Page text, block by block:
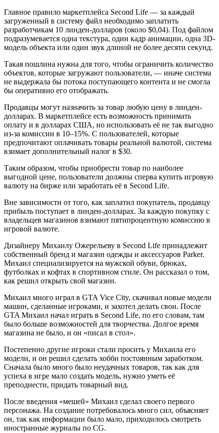
Главное правило маркетплейса Second Life — за каждый
загруженный в систему файл необходимо заплатить
разработчикам 10 линден-долларов (около $0,04). Под файлом
подразумевается одна текстура, один кадр анимации, одна 3D-
модель объекта или один звук длиной не более десяти секунд.
Такая пошлина нужна для того, чтобы ограничить количество
объектов, которые загружают пользователи, — иначе система
не выдержала бы потока поступающего контента и не смогла
бы оперативно его отображать.
Продавцы могут назначить за товар любую цену в линден-
долларах. В маркетплейсе есть возможность принимать
оплату и в долларах США, но использовать её не так выгодно
из-за комиссии в 10–15%. С пользователей, которые
предпочитают оплачивать товары реальной валютой, система
взимает дополнительный налог в $30.
Таким образом, чтобы приобрести товар по наиболее
выгодной цене, пользователи должны сперва купить игровую
валюту на бирже или заработать её в Second Life.
Вне зависимости от того, как заплатил покупатель, продавцу
прибыль поступает в линден-долларах. За каждую покупку с
владельцев магазинов взимают пятипроцентную комиссию в
игровой валюте.
Дизайнеру Михаилу Ожерельеву в Second Life принадлежит
собственный бренд и магазин одежды и аксессуаров Parker.
Михаил специализируется на мужской обуви, брюках,
футболках и кофтах в спортивном стиле. Он рассказал о том,
как решил открыть свой магазин.
Михаил много играл в GTA Vice City, скачивал новые модели
машин, сделанные игроками, и захотел делать свои. После
GTA Михаил начал играть в Second Life, по его словам, там
было больше возможностей для творчества. Долгое время
магазина не было, и он «писал в стол».
Постепенно другие игроки стали просить у Михаила его
модели, и он решил сделать хобби постоянным заработком.
Сначала было много было неудачных товаров, так как для
успеха в игре мало создать модель, нужно уметь её
преподнести, придать товарный вид.
После введения «мешей» Михаил сделал своего первого
персонажа. На создание потребовалось много сил, объясняет
он, так как информации было мало, приходилось смотреть
иностранные журналы по CG.